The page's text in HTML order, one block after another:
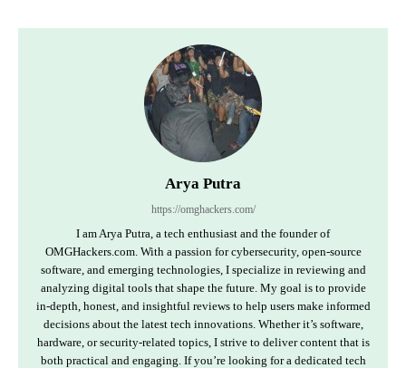
Arya Putra
https://omghackers.com/
I am Arya Putra, a tech enthusiast and the founder of
OMGHackers.com. With a passion for cybersecurity, open-source
software, and emerging technologies, I specialize in reviewing and
analyzing digital tools that shape the future. My goal is to provide
in-depth, honest, and insightful reviews to help users make informed
decisions about the latest tech innovations. Whether it’s software,
hardware, or security-related topics, I strive to deliver content that is
both practical and engaging. If you’re looking for a dedicated tech